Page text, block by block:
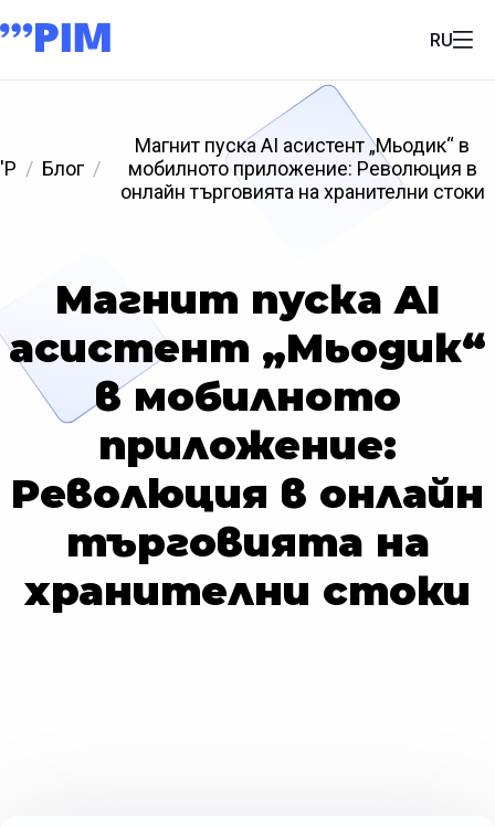
RU
'P Блог
Магнит пуска AI асистент „Мьодик“ в
мобилното приложение: Революция в
онлайн търговията на хранителни стоки
Магнит пуска AI
асистент „Мьодик“
в мобилното
приложение:
Революция в онлайн
търговията на
хранителни стоки